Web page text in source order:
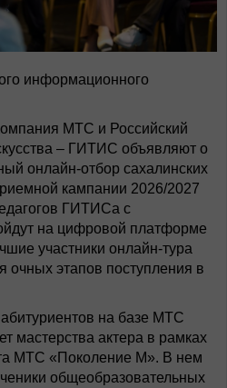
информационного
МТС и Российский
– ГИТИС объявляют о
онлайн-отбор сахалинских
кампании 2026/2027
ГИТИСа с
на цифровой платформе
участники онлайн-тура
очных этапов поступления в
на базе МТС
мастерства актера в рамках
МТС «Поколение М». В нем
общеобразовательных